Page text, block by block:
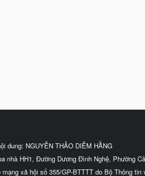
dung: NGUYỄN THẢO DIỄM HẰNG
nhà HH1, Đường Dương Đình Nghệ, Phường
xã hội số 355/GP-BTTTT do Bộ Thông